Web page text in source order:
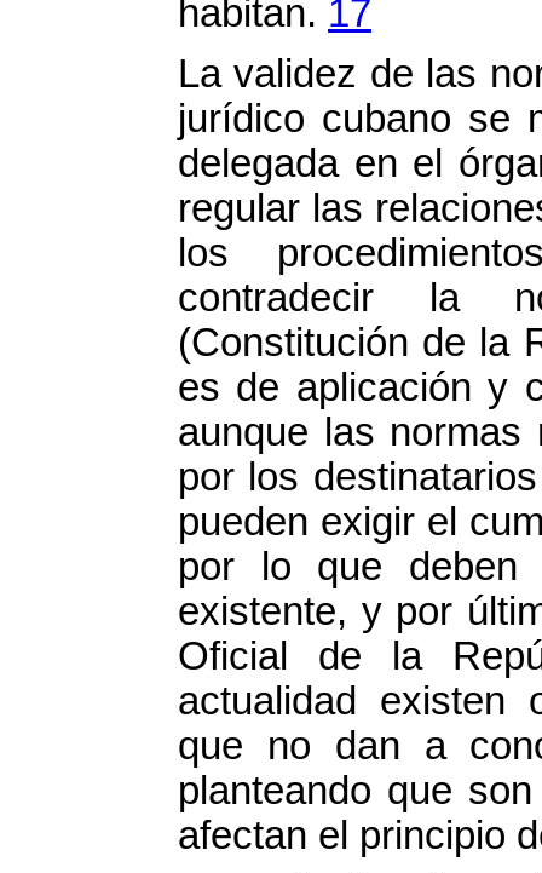
habitan. 17
La validez de las
jurídico cubano se
delegada en el
regular las
los
contradecir la
(Constitución de la
es de aplicación y
aunque las
por los
pueden exigir el
por lo que deben
existente, y por
Oficial de la
actualidad existen
que no dan a
planteando que
afectan el principio